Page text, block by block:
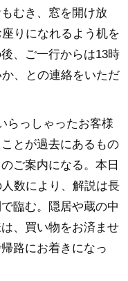
むき、窓を開け放
りになれるよう机を
、ご一行からは13時
、との連絡をいただ
らっしゃったお客様
とが過去にあるもの
ご案内になる。本日
数により、解説は長
臨む。隠居や蔵の中
、買い物をお済ませ
路にお着きになっ